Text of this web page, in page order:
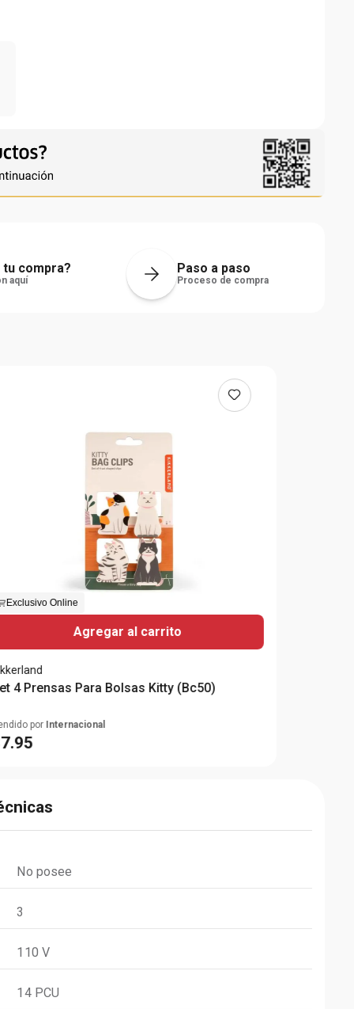
tu compra?
aquí
Paso a paso
Proceso de compra
Exclusivo Online
Agregar al carrito
4 Prensas Para Bolsas Kitty (Bc50)
por Internacional
7.95
No posee
3
110 V
14 PCU